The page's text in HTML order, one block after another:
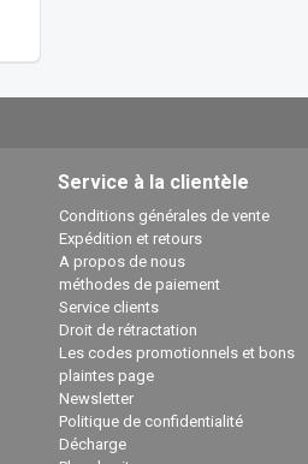
Service à la clientèle
Conditions générales de vente
Expédition et retours
A propos de nous
méthodes de paiement
Service clients
Droit de rétractation
Les codes promotionnels et bons
plaintes page
Newsletter
Politique de confidentialité
Décharge